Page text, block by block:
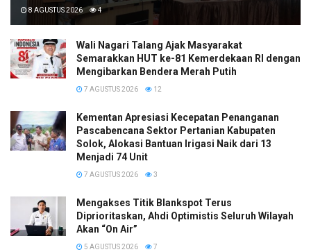
8 AGUSTUS 2026 4
Wali Nagari Talang Ajak Masyarakat
Semarakkan HUT ke-81 Kemerdekaan RI dengan
Mengibarkan Bendera Merah Putih
7 AGUSTUS 2026 12
Kementan Apresiasi Kecepatan Penanganan
Pascabencana Sektor Pertanian Kabupaten
Solok, Alokasi Bantuan Irigasi Naik dari 13
Menjadi 74 Unit
7 AGUSTUS 2026 3
Mengakses Titik Blankspot Terus
Diprioritaskan, Ahdi Optimistis Seluruh Wilayah
Akan “On Air”
5 AGUSTUS 2026 7